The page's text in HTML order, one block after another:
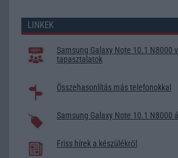
LINKEK
Samsung Galaxy Note 10.1 N8000
tapasztalatok
Összehasonlítás más telefonokkal
Samsung Galaxy Note 10.1 N8000
Friss hírek a készülékről